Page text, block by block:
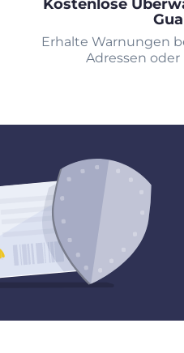
Kostenlose
Erhalte Warnungen
Adressen oder